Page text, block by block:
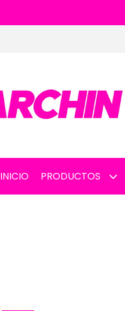
INICIO PRODUCTOS